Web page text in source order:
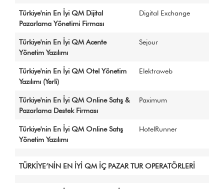
Türkiye'nin En İyi QM Dijital
Pazarlama Yönetimi Firması
Digital Exchange
Türkiye'nin En İyi QM Acente
Yönetim Yazılımı
Sejour
Türkiye'nin En İyi QM Otel Yönetim
Yazılımı (Yerli)
Elektraweb
Türkiye'nin En İyi QM Online Satış &
Pazarlama Destek Firması
Paximum
Türkiye'nin En İyi QM Online Satış
Yönetim Yazılımı
HotelRunner
TÜRKİYE’NİN EN İYİ QM İÇ PAZAR TUR OPERATÖRLERİ